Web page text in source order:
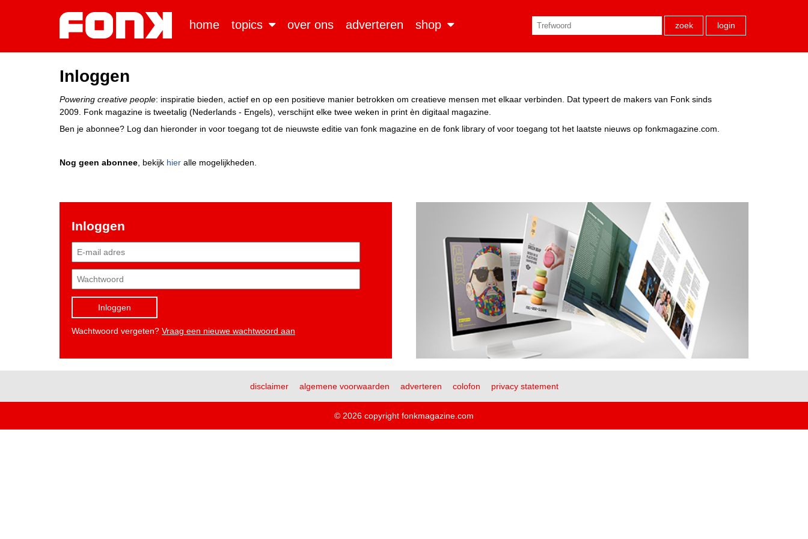
home topics over ons adverteren shop zoek login
Inloggen
Powering creative people: inspiratie bieden, actief en op een positieve manier betrokken om creatieve mensen met elkaar verbinden. Dat typeert de makers van Fonk sinds
2009. Fonk magazine is tweetalig (Nederlands - Engels), verschijnt elke twee weken in print èn digitaal magazine.
Ben je abonnee? Log dan hieronder in voor toegang tot de nieuwste editie van fonk magazine en de fonk library of voor toegang tot het laatste nieuws op fonkmagazine.com.
Nog geen abonnee , bekijk hier alle mogelijkheden.
Inloggen
Inloggen
Wachtwoord vergeten? Vraag een nieuwe wachtwoord aan
disclaimer algemene voorwaarden adverteren colofon privacy statement
© 2026 copyright fonkmagazine.com